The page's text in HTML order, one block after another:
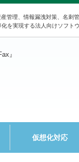
管理、情報漏洩対策、名刺
を実現する法人向けソフト
』
仮想化対応